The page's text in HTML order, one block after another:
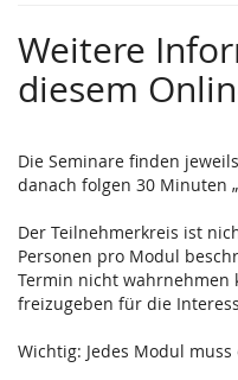
Weitere
diesem
Die Seminare finden
danach folgen 30 Minuten
Der Teilnehmerkreis ist
Personen pro Modul
Termin nicht wahrnehmen
freizugeben für die
Wichtig: Jedes Modul